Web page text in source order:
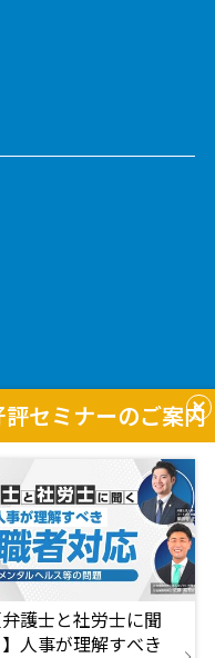
する
評セミナーのご案内
弁護士と社労士に聞
】人事が理解すべき